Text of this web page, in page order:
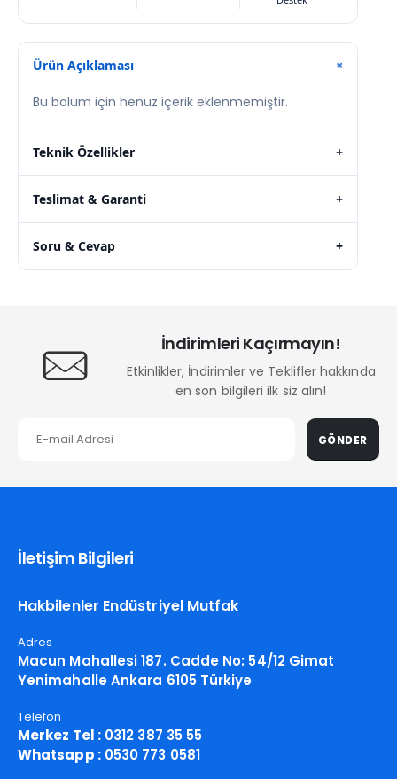
Ürün Açıklaması +
Bu bölüm için henüz içerik eklenmemiştir.
Teknik Özellikler +
Teslimat & Garanti +
Soru & Cevap +
İndirimleri Kaçırmayın!
Etkinlikler, İndirimler ve Teklifler hakkında
en son bilgileri ilk siz alın!
GÖNDER
İletişim Bilgileri
Hakbilenler Endüstriyel Mutfak
Adres
Macun Mahallesi 187. Cadde No: 54/12 Gimat
Yenimahalle Ankara 6105 Türkiye
Telefon
Merkez Tel :0312 387 35 55
Whatsapp :0530 773 0581